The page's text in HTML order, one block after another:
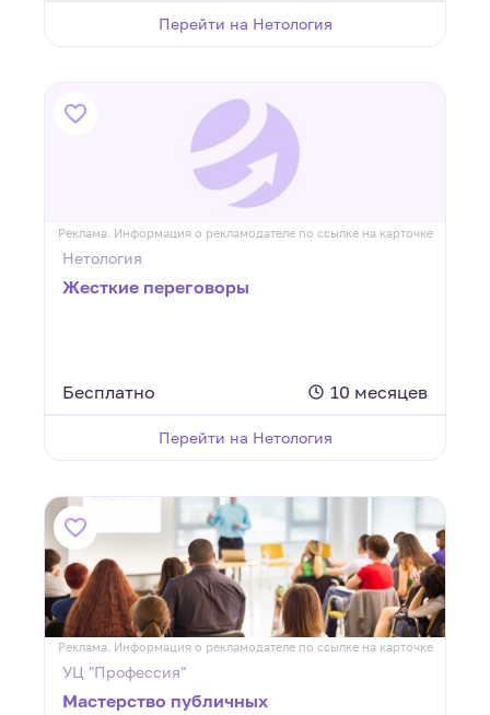
Перейти на Нетология
Реклама. Информация о рекламодателе по ссылке на карточке
Нетология
Жесткие переговоры
Бесплатно 10 месяцев
Перейти на Нетология
Реклама. Информация о рекламодателе по ссылке на карточке
УЦ "Профессия"
Мастерство публичных